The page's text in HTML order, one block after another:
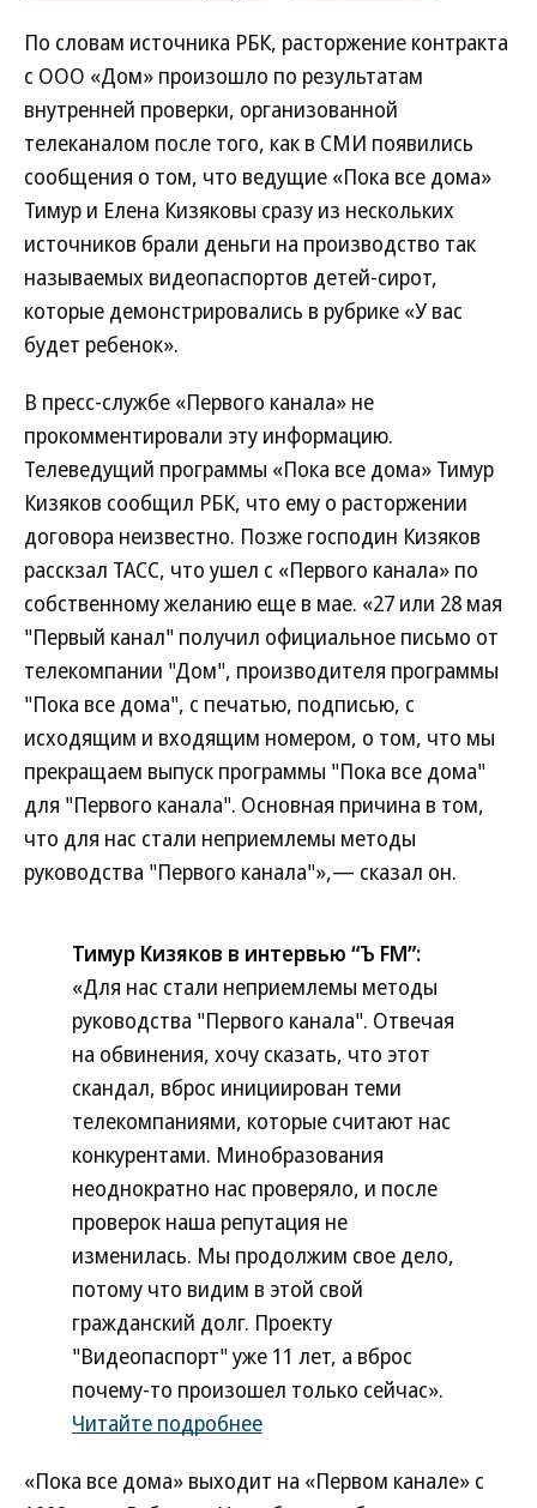
По словам источника РБК, расторжение контракта
с ООО «Дом» произошло по результатам
внутренней проверки, организованной
телеканалом после того, как в СМИ появились
сообщения о том, что ведущие «Пока все дома»
Тимур и Елена Кизяковы сразу из нескольких
источников брали деньги на производство так
называемых видеопаспортов детей-сирот,
которые демонстрировались в рубрике «У вас
будет ребенок».
В пресс-службе «Первого канала» не
прокомментировали эту информацию.
Телеведущий программы «Пока все дома» Тимур
Кизяков сообщил РБК, что ему о расторжении
договора неизвестно. Позже господин Кизяков
расскзал ТАСС, что ушел с «Первого канала» по
собственному желанию еще в мае. «27 или 28 мая
"Первый канал" получил официальное письмо от
телекомпании "Дом", производителя программы
"Пока все дома", с печатью, подписью, с
исходящим и входящим номером, о том, что мы
прекращаем выпуск программы "Пока все дома"
для "Первого канала". Основная причина в том,
что для нас стали неприемлемы методы
руководства "Первого канала"»,— сказал он.
Тимур Кизяков в интервью “Ъ FM”:
«Для нас стали неприемлемы методы
руководства "Первого канала". Отвечая
на обвинения, хочу сказать, что этот
скандал, вброс инициирован теми
телекомпаниями, которые считают нас
конкурентами. Минобразования
неоднократно нас проверяло, и после
проверок наша репутация не
изменилась. Мы продолжим свое дело,
потому что видим в этой свой
гражданский долг. Проекту
"Видеопаспорт" уже 11 лет, а вброс
почему-то произошел только сейчас».
Читайте подробнее
«Пока все дома» выходит на «Первом канале» с